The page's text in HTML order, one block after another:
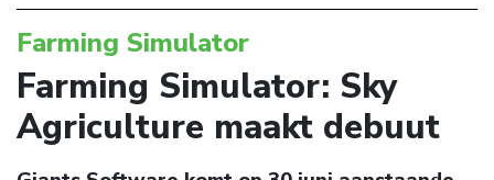
Farming Simulator
Farming Simulator: Sky
Agriculture maakt debuut